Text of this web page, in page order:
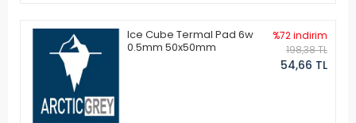
Ice Cube Termal Pad 6w
0.5mm 50x50mm
%72 indirim
198,38 TL
54,66 TL